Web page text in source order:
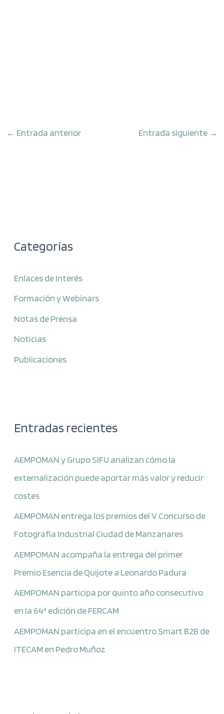
← Entrada anterior Entrada siguiente →
Categorías
Enlaces de Interés
Formación y Webinars
Notas de Prensa
Noticias
Publicaciones
Entradas recientes
AEMPOMAN y Grupo SIFU analizan cómo la
externalización puede aportar más valor y reducir
costes
AEMPOMAN entrega los premios del V Concurso de
Fotografía Industrial Ciudad de Manzanares
AEMPOMAN acompaña la entrega del primer
Premio Esencia de Quijote a Leonardo Padura
AEMPOMAN participa por quinto año consecutivo
en la 64ª edición de FERCAM
AEMPOMAN participa en el encuentro Smart B2B de
ITECAM en Pedro Muñoz